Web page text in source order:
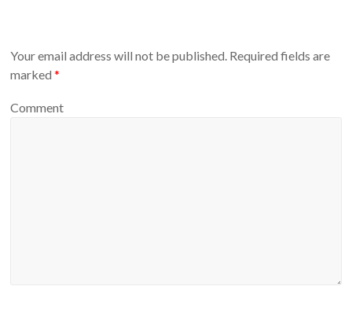
Your email address will not be published. Required fields are
marked*
Comment